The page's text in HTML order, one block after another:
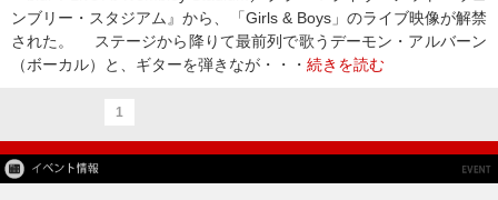
ンブリー・スタジアム』から、「Girls & Boys」のライブ映像が解禁
された。 ステージから降りて最前列で歌うデーモン・アルバーン
（ボーカル）と、ギターを弾きなが・・・ 続きを読む
1